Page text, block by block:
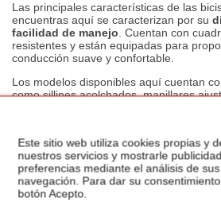
Las principales características de las
encuentras aquí se caracterizan por su
facilidad de manejo . Cuentan con
resistentes y están equipadas para
conducción suave y confortable.
Los modelos disponibles aquí cuentan
como sillines acolchados, manillares
TENEMOS LAS MEJORES
MUJER
Este sitio web utiliza cookies propias y
nuestros servicios y mostrarle
preferencias mediante el análisis de
navegación. Para dar su
botón Acepto.